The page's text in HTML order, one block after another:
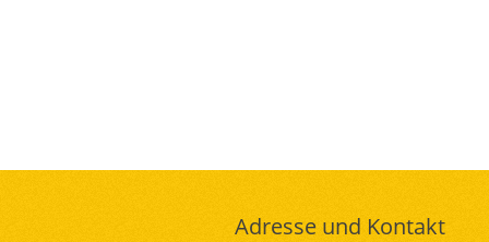
Adresse und Kontakt